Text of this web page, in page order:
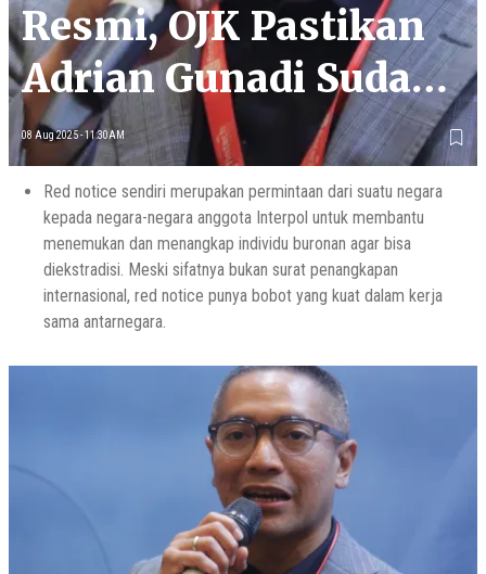
Resmi, OJK Pastikan
Adrian Gunadi Sudah
Masuk Red Notice
08 Aug 2025 - 11:30AM
Red notice sendiri merupakan permintaan dari suatu negara
kepada negara-negara anggota Interpol untuk membantu
menemukan dan menangkap individu buronan agar bisa
diekstradisi. Meski sifatnya bukan surat penangkapan
internasional, red notice punya bobot yang kuat dalam kerja
sama antarnegara.